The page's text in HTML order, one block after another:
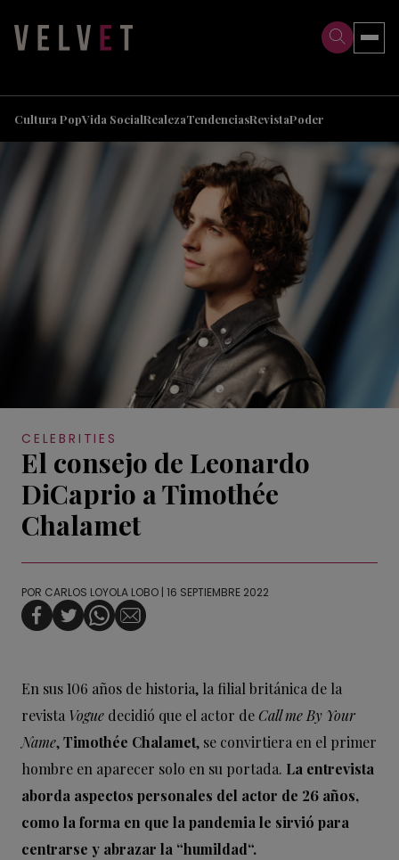
Cultura PopVida SocialRealezaTendenciasRevistaPoder
CELEBRITIES
El consejo de Leonardo
DiCaprio a Timothée
Chalamet
POR CARLOS LOYOLA LOBO | 16 SEPTIEMBRE 2022
En sus 106 años de historia, la filial británica de la
revista Vogue decidió que el actor de Call me By Your
Name,Timothée Chalamet, se convirtiera en el primer
hombre en aparecer solo en su portada. La entrevista
aborda aspectos personales del actor de 26 años,
como la forma en que la pandemia le sirvió para
centrarse y abrazar la “humildad“.